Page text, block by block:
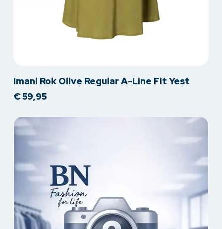
product
heeft
variaties.
Deze
optie
gekozen
worden
de
productpagina
Imani Rok Olive Regular A-Line Fit Yest
€59,95